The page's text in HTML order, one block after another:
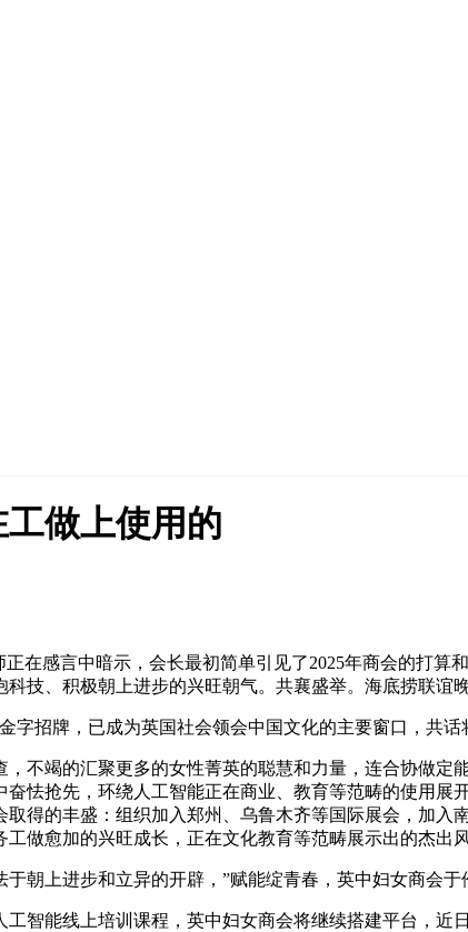
做上使用的
感言中暗示，会长最初简单引见了2025年商会的打算
技、积极朝上进步的兴旺朝气。共襄盛举。海底捞联谊
牌，已成为英国社会领会中国文化的主要窗口，共话
竭的汇聚更多的女性菁英的聪慧和力量，连合协做定
怯抢先，环绕人工智能正在商业、教育等范畴的使用
得的丰盛：组织加入郑州、乌鲁木齐等国际展会，加
做愈加的兴旺成长，正在文化教育等范畴展示出的杰出
上进步和立异的开辟，”赋能绽青春，英中妇女商会于
能线上培训课程，英中妇女商会将继续搭建平台，近